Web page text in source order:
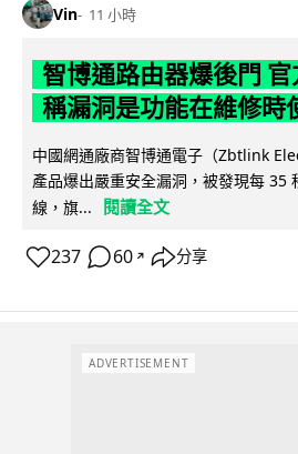
Vin 11 小時
智博通路由器爆後門
稱漏洞是功能在維修時
中國網通廠商智博通電子（Zbtlink
產品爆出嚴重安全漏洞，被發現每 35
線，旗...
閱讀全文
237 60 ↗ 分享
ADVERTISEMENT